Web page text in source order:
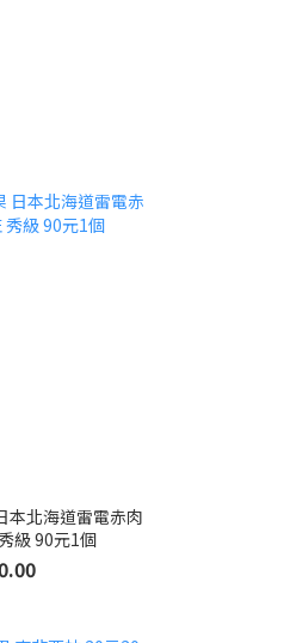
本北海道雷電赤肉
級 90元1個